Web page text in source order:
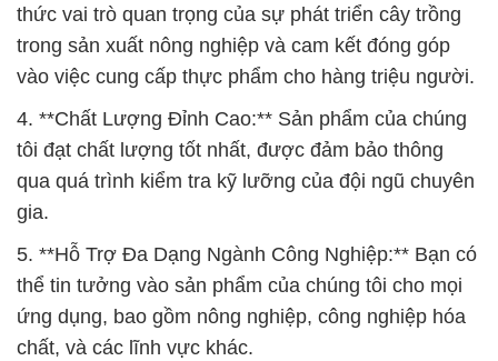
thức vai trò quan trọng của sự phát triển cây trồng
trong sản xuất nông nghiệp và cam kết đóng góp
vào việc cung cấp thực phẩm cho hàng triệu người.
4. **Chất Lượng Đỉnh Cao:** Sản phẩm của chúng
tôi đạt chất lượng tốt nhất, được đảm bảo thông
qua quá trình kiểm tra kỹ lưỡng của đội ngũ chuyên
gia.
5. **Hỗ Trợ Đa Dạng Ngành Công Nghiệp:** Bạn có
thể tin tưởng vào sản phẩm của chúng tôi cho mọi
ứng dụng, bao gồm nông nghiệp, công nghiệp hóa
chất, và các lĩnh vực khác.